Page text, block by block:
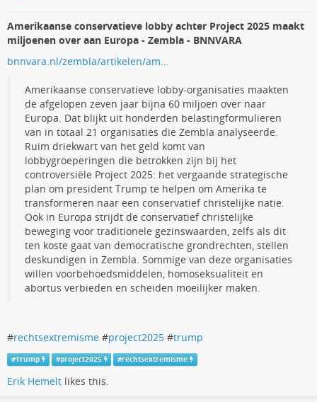
Amerikaanse conservatieve lobby achter Project 2025 maakt
miljoenen over aan Europa - Zembla - BNNVARA
bnnvara.nl/zembla/artikelen/am…
Amerikaanse conservatieve lobby-organisaties maakten
de afgelopen zeven jaar bijna 60 miljoen over naar
Europa. Dat blijkt uit honderden belastingformulieren
van in totaal 21 organisaties die Zembla analyseerde.
Ruim driekwart van het geld komt van
lobbygroeperingen die betrokken zijn bij het
controversiële Project 2025: het vergaande strategische
plan om president Trump te helpen om Amerika te
transformeren naar een conservatief christelijke natie.
Ook in Europa strijdt de conservatief christelijke
beweging voor traditionele gezinswaarden, zelfs als dit
ten koste gaat van democratische grondrechten, stellen
deskundigen in Zembla. Sommige van deze organisaties
willen voorbehoedsmiddelen, homoseksualiteit en
abortus verbieden en scheiden moeilijker maken.
#rechtsextremisme #project2025 #trump
#Trump #project2025 #rechtsextremisme
Erik Hemelt likes this.